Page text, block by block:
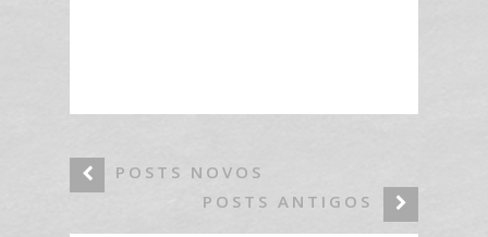
POSTS NOVOS
POSTS ANTIGOS